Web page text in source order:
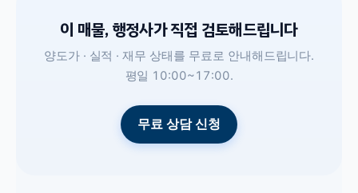
이 매물, 행정사가 직접 검토해드립니다
양도가 · 실적 · 재무 상태를 무료로 안내해드립니다.
평일 10:00~17:00.
무료 상담 신청